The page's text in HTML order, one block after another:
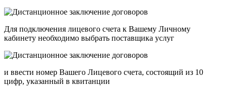
Для подключения лицевого счета к Вашему Личному
кабинету необходимо выбрать поставщика услуг
и ввести номер Вашего Лицевого счета, состоящий из 10
цифр, указанный в квитанции